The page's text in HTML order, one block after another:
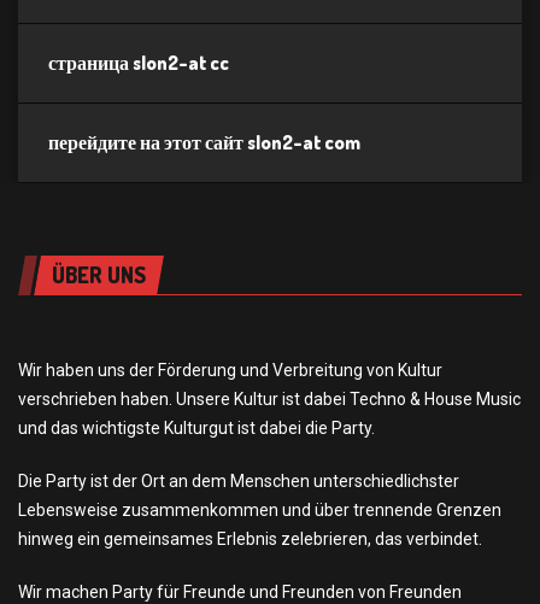
страница slon2-at cc
перейдите на этот сайт slon2-at com
ÜBER UNS
Wir haben uns der Förderung und Verbreitung von Kultur
verschrieben haben. Unsere Kultur ist dabei Techno & House Music
und das wichtigste Kulturgut ist dabei die Party.
Die Party ist der Ort an dem Menschen unterschiedlichster
Lebensweise zusammenkommen und über trennende Grenzen
hinweg ein gemeinsames Erlebnis zelebrieren, das verbindet.
Wir machen Party für Freunde und Freunden von Freunden